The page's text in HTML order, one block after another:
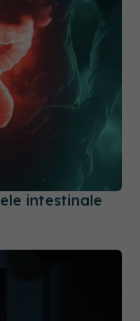
intestinale